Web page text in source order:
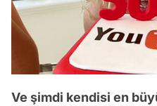
Ve şimdi kendisi en